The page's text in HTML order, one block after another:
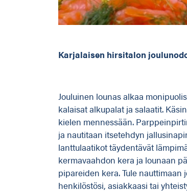
Karjalaisen hirsitalon
Jouluinen lounas alkaa
kalaisat alkupalat ja salaatit.
kielen mennessään.
ja nautitaan itsetehdyn
lanttulaatikot täydentävät
kermavaahdon kera ja lounaan
pipareiden kera. Tule
henkilöstösi, asiakkaasi tai